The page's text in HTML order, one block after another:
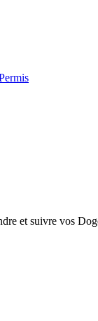
et suivre vos